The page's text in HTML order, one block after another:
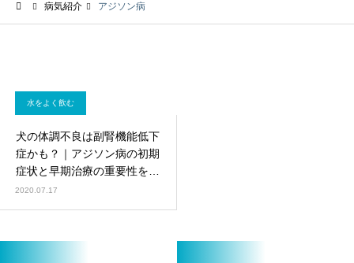
画像診断科
病気紹介 アジソン病
水をよく飲む
犬の体調不良は副腎機能低下
症かも？｜アジソン病の初期
症状と早期治療の重要性を解
説
2020.07.17